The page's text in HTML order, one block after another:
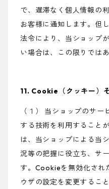
で、遅滞なく個人情報の
お客様に通知します。但
法令により、当ショップ
い場合は、この限りでは
11. Cookie（クッキー）
（１） 当ショップのサ
する技術を利用すること
は、当ショップによる当
況等の把握に役立ち、サ
す。Cookieを無効化され
ウザの設定を変更するこ